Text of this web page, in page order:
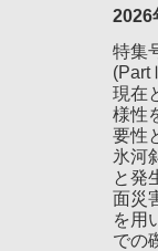
2026
特集
現在
様性
要性
氷河
と発
面災
を用
での